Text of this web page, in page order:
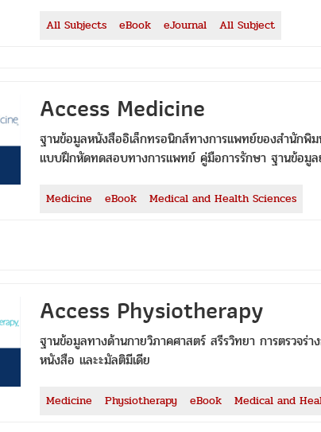
All Subjects eBook eJournal All Subject
Access Medicine
ฐานข้อมูลหนังสืออิเล็กทรอนิกส์ทางการแพทย์ของสำนัก
แบบฝึกหัดทดสอบทางการแพทย์ คู่มือการรักษา ฐานข้อมูล
Medicine eBook Medical and Health Sciences
Access Physiotherapy
ฐานข้อมูลทางด้านกายวิภาคศาสตร์ สรีรวิทยา การตรวจ
หนังสือ และะมัลติมีเดีย
Medicine Physiotherapy eBook Medical and